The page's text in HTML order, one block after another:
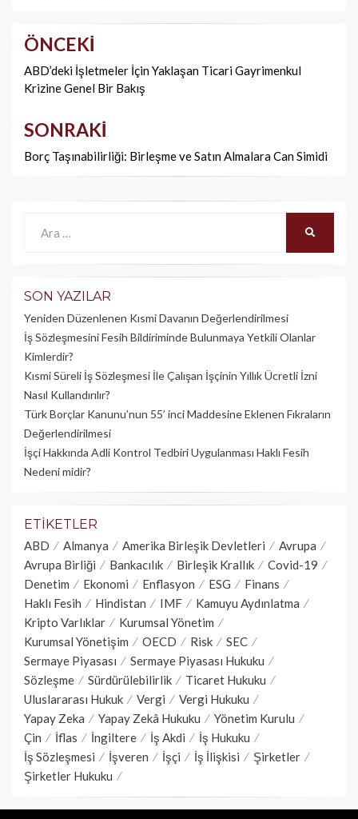
Yazı
dolaşımı
ÖNCEKI
ABD’deki İşletmeler İçin Yaklaşan Ticari Gayrimenkul
Krizine Genel Bir Bakış
SONRAKI
Borç Taşınabilirliği: Birleşme ve Satın Almalara Can Simidi
SON YAZILAR
Yeniden Düzenlenen Kısmi Davanın Değerlendirilmesi
İş Sözleşmesini Fesih Bildiriminde Bulunmaya Yetkili Olanlar
Kimlerdir?
Kısmi Süreli İş Sözleşmesi İle Çalışan İşçinin Yıllık Üc­retli İzni
Nasıl Kullandırılır?
Türk Borçlar Kanunu’nun 55’ inci Maddesine Eklenen Fıkraların
Değerlendirilmesi
İşçi Hakkında Adli Kontrol Tedbiri Uygulanması Haklı Fesih
Nedeni midir?
ETIKETLER
ABD Almanya Amerika Birleşik Devletleri
Avrupa
Avrupa Birliği
Bankacılık Birleşik Krallık
Covid-19
Denetim
Ekonomi Enflasyon ESG
Finans
Haklı Fesih
Hindistan IMF
Kamuyu Aydınlatma
Kripto Varlıklar
Kurumsal Yönetim
Kurumsal Yönetişim
OECD Risk
SEC
Sermaye Piyasası
Sermaye Piyasası Hukuku
Sözleşme
Sürdürülebilirlik
Ticaret Hukuku
Uluslararası Hukuk
Vergi
Vergi Hukuku
Yapay Zeka
Yapay Zekâ Hukuku
Yönetim Kurulu
Çin
İflas İngiltere İş Akdi
İş Hukuku
İş Sözleşmesi
İşveren İşçi İş İlişkisi
Şirketler
Şirketler Hukuku